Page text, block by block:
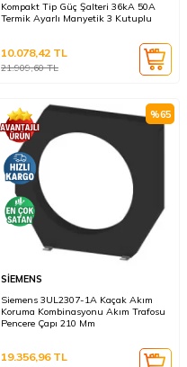
Kompakt Tip Güç Şalteri 36kA 50A
Termik Ayarlı Manyetik 3 Kutuplu
21.909,60TL
10.078,42 TL
%65
SİEMENS
Siemens 3UL2307-1A Kaçak Akım
Koruma Kombinasyonu Akım Trafosu
Pencere Çapı 210 Mm
19.356,96TL